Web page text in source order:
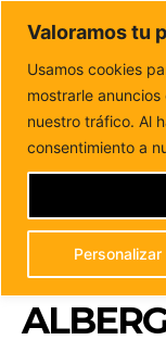
Valoramos tu
Usamos cookies
mostrarle
nuestro tráfico. Al
consentimiento a
Personalizar
Tu
Inicio
bienestar animal
CON